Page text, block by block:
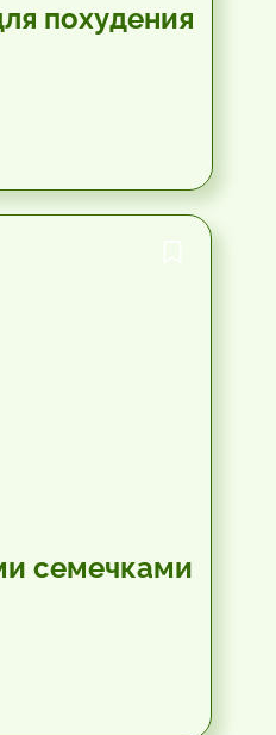
похудения
семечками